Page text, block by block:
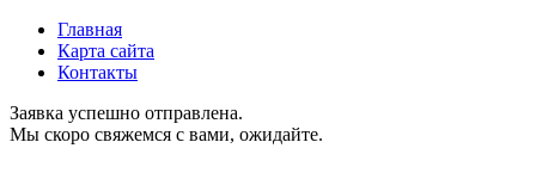
Главная
Карта сайта
Контакты
Заявка успешно отправлена.
Мы скоро свяжемся с вами, ожидайте.